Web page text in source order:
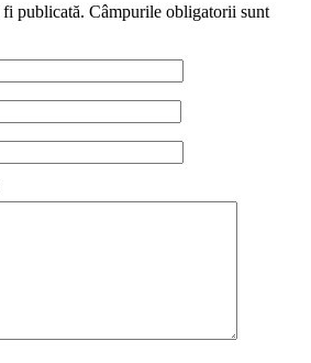
fi publicată. Câmpurile obligatorii sunt